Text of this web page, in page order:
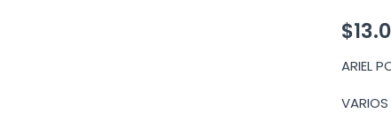
$
ARIEL